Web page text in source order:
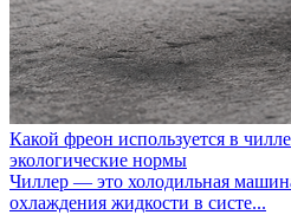
Какой фреон используется в
экологические нормы
Чиллер — это холодильная
охлаждения жидкости в систе...